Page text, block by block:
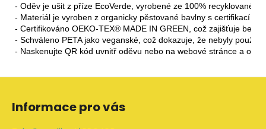
- Oděv je ušit z příze EcoVerde, vyrobené ze 100% recyklovaného
- Materiál je vyroben z organicky pěstované bavlny s certifikací
- Certifikováno OEKO-TEX® MADE IN GREEN, což zajišťuje
- Schváleno PETA jako veganské, což dokazuje, že nebyly použity
- Naskenujte QR kód uvnitř oděvu nebo na webové stránce a
Z
Informace pro vás